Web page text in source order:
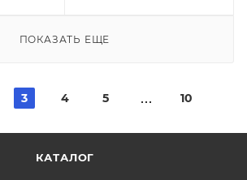
ПОКАЗАТЬ ЕЩЕ
3 4 5 10
КАТАЛОГ